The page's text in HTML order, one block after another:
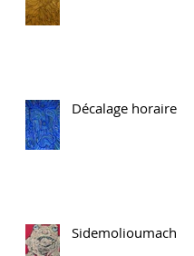
Décalage horaire
Sidemolioumach